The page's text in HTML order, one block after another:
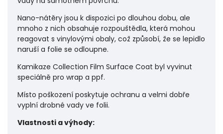
Nano-nátěry jsou k dispozici po dlouhou dobu, ale
mnoho z nich obsahuje rozpouštědla, která mohou
reagovat s vinylovými obaly, což způsobí, že se lepidlo
naruší a folie se odloupne.
Kamikaze Collection Film Surface Coat byl vyvinut
speciálně pro wrap a ppf.
Místo poškození poskytuje ochranu a velmi dobře
vyplní drobné vady ve folii.
Vlastnosti a výhody: